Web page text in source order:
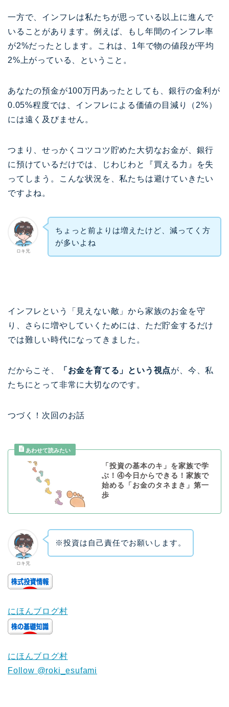
一方で、インフレは私たちが思っている以上に進んで
いることがあります。例えば、もし年間のインフレ率
が2%だったとします。これは、1年で物の値段が平均
2%上がっている、ということ。
あなたの預金が100万円あったとしても、銀行の金利が
0.05%程度では、インフレによる価値の目減り（2%）
には遠く及びません。
つまり、せっかくコツコツ貯めた大切なお金が、銀行
に預けているだけでは、じわじわと『買える力』を失
ってしまう。こんな状況を、私たちは避けていきたい
ですよね。
ロキ兄
ちょっと前よりは増えたけど、減ってく方
が多いよね
インフレという「見えない敵」から家族のお金を守
り、さらに増やしていくためには、ただ貯金するだけ
では難しい時代になってきました。
だからこそ、 「お金を育てる」という視点が、今、私
たちにとって非常に大切なのです。
つづく！次回のお話
「投資の基本のキ」を家族で学
ぶ！④今日からできる！家族で
始める「お金のタネまき」第一
歩
ロキ兄
※投資は自己責任でお願いします。
にほんブログ村
にほんブログ村
Follow @roki_esufami